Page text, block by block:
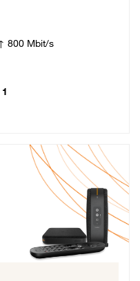
800 Mbit/s
€ par mois, Engagement 12 mois